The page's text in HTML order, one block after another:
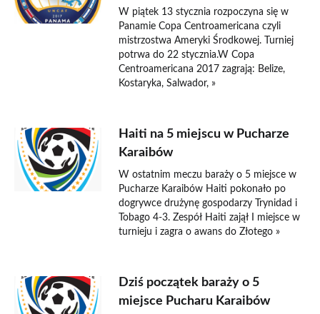
W piątek 13 stycznia rozpoczyna się w
Panamie Copa Centroamericana czyli
mistrzostwa Ameryki Środkowej. Turniej
potrwa do 22 stycznia.W Copa
Centroamericana 2017 zagrają: Belize,
Kostaryka, Salwador, »
Haiti na 5 miejscu w Pucharze
Karaibów
W ostatnim meczu baraży o 5 miejsce w
Pucharze Karaibów Haiti pokonało po
dogrywce drużynę gospodarzy Trynidad i
Tobago 4-3. Zespół Haiti zajął I miejsce w
turnieju i zagra o awans do Złotego »
Dziś początek baraży o 5
miejsce Pucharu Karaibów